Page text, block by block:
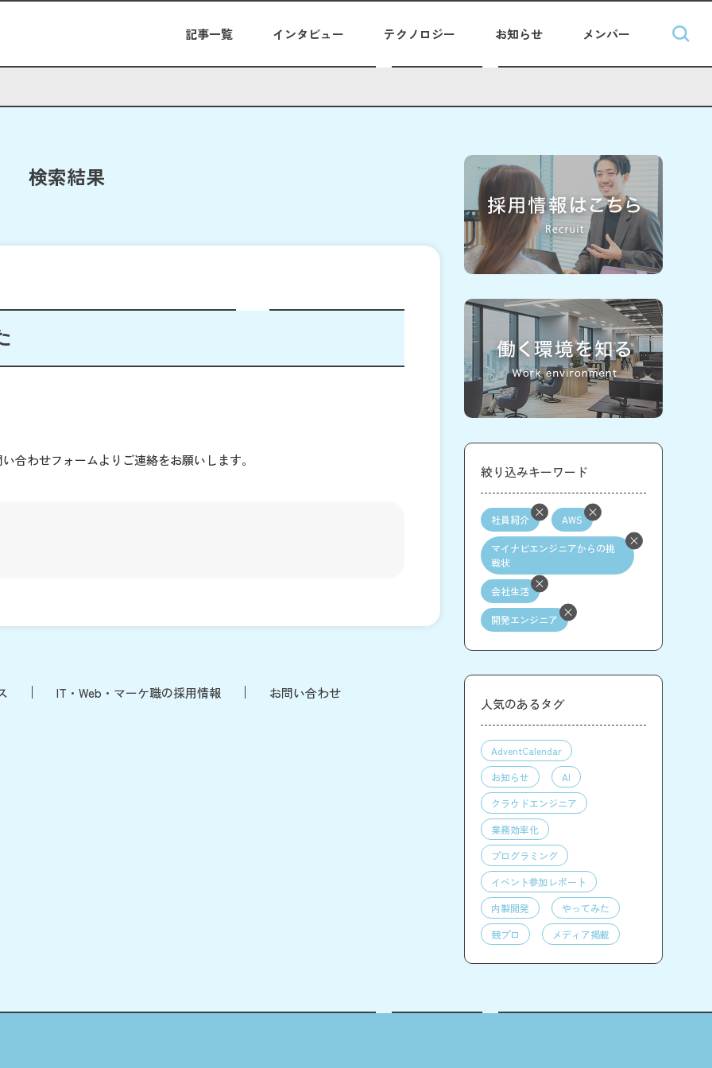
記事一覧 インタビュー テクノロジー お知らせ メンバー
検索結果
合わせフォームよりご連絡をお願いします。
IT・Web・マーケ職の採用情報 お問い合わせ
絞り込みキーワード
社員紹介 AWS
マイナビエンジニアからの挑
戦状
会社生活
開発エンジニア
人気のあるタグ
AdventCalendar
お知らせ
AI
クラウドエンジニア
業務効率化
プログラミング
イベント参加レポート
内製開発
やってみた
競プロ
メディア掲載